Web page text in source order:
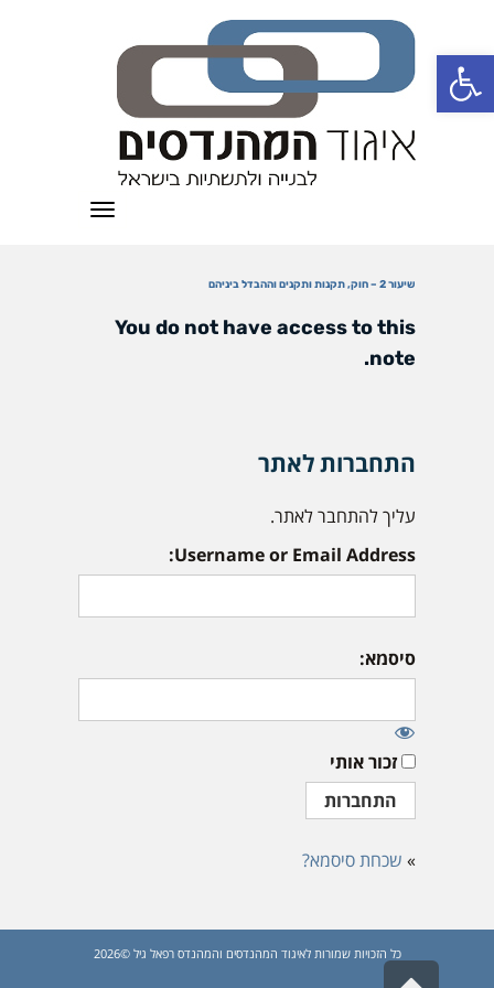
פתח סרגל נגישות
תפריט
שיעור 2 – חוק, תקנות ותקנים וההבדל ביניהם
You do not have access to this
note.
התחברות לאתר
עליך להתחבר לאתר.
Username or Email Address:
סיסמא:
זכור אותי
» שכחת סיסמא?
כל הזכויות שמורות לאיגוד המהנדסים והמהנדס רפאל גיל ©2026